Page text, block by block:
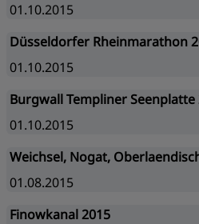
01.10.2015
Düsseldorfer Rheinmarathon
01.10.2015
Burgwall Templiner Seenplatte
01.10.2015
Weichsel, Nogat,
01.08.2015
Finowkanal 2015